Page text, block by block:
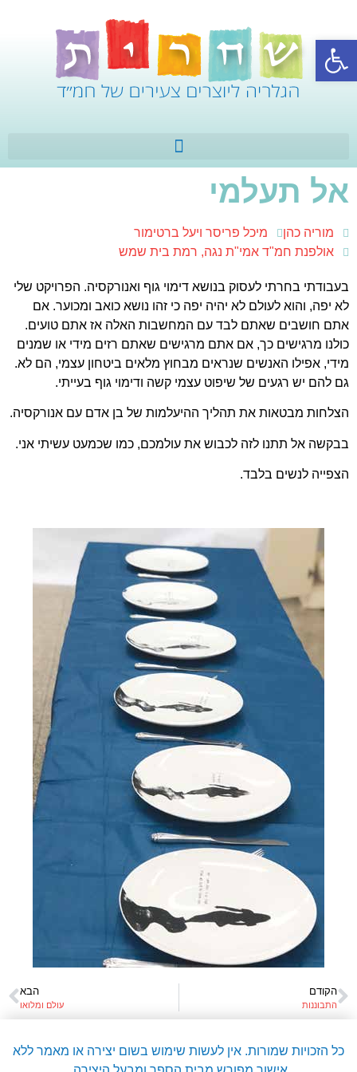
פתח סרגל נגישות
אל תעלמי
מוריה כהן
מיכל פריסר ויעל ברטימור
אולפנת חמ"ד אמי"ת נגה, רמת בית שמש
בעבודתי בחרתי לעסוק בנושא דימוי גוף ואנורקסיה. הפרויקט שלי
לא יפה, והוא לעולם לא יהיה יפה כי זהו נושא כואב ומכוער. אם
אתם חושבים שאתם לבד עם המחשבות האלה אז אתם טועים.
כולנו מרגישים כך, אם אתם מרגישים שאתם רזים מידי או שמנים
מידי, אפילו האנשים שנראים מבחוץ מלאים ביטחון עצמי, הם לא.
גם להם יש רגעים של שיפוט עצמי קשה ודימוי גוף בעייתי.
הצלחות מבטאות את תהליך ההיעלמות של בן אדם עם אנורקסיה.
בבקשה אל תתנו לזה לכבוש את עולמכם, כמו שכמעט עשיתי אני.
הצפייה לנשים בלבד.
הקודם
התבוננות
הבא
עולם ומלואו
כל הזכויות שמורות. אין לעשות שימוש בשום יצירה או מאמר ללא